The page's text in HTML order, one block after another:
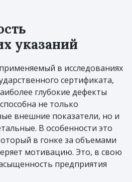
указаний
в исследованиях
сертификата,
глубокие дефекты
не только
внешние показатели, но и
В особенности это
в гонке за объемами
мотивацию. Это, в свою
предприятия